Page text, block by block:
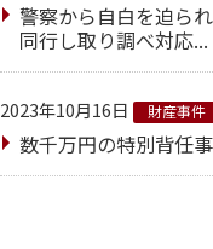
警察から自白を迫ら
同行し取り調べ対応...
2023年10月16日 財産事件
数千万円の特別背任